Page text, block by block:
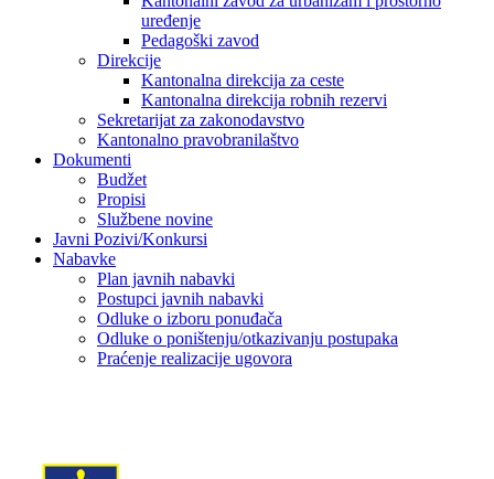
uređenje
Pedagoški zavod
Direkcije
Kantonalna direkcija za ceste
Kantonalna direkcija robnih rezervi
Sekretarijat za zakonodavstvo
Kantonalno pravobranilaštvo
Dokumenti
Budžet
Propisi
Službene novine
Javni Pozivi/Konkursi
Nabavke
Plan javnih nabavki
Postupci javnih nabavki
Odluke o izboru ponuđača
Odluke o poništenju/otkazivanju postupaka
Praćenje realizacije ugovora